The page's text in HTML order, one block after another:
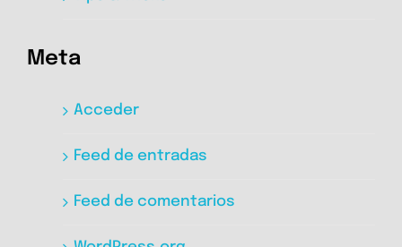
Meta
Acceder
Feed de entradas
Feed de comentarios